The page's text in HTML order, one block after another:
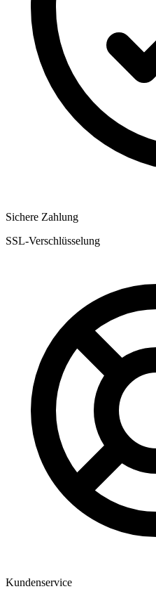
Sichere Zahlung
SSL-Verschlüsselung
Kundenservice